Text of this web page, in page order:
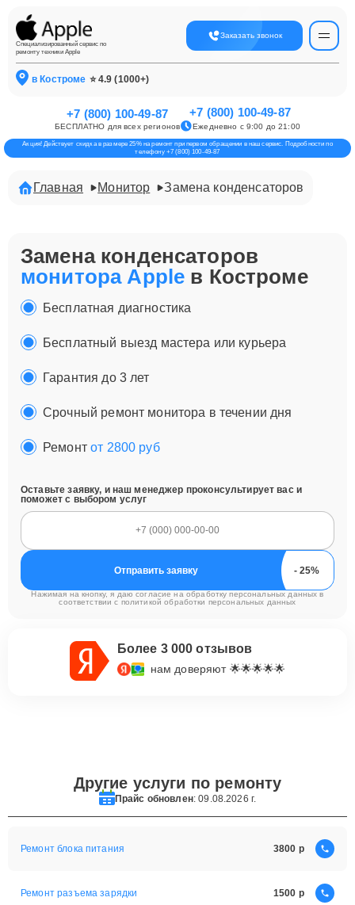
Специализированный сервис по
ремонту техники Apple
Заказать звонок
в Костроме ⭐ 4.9 (1000+)
+7 (800) 100-49-87
БЕСПЛАТНО для всех регионов
+7 (800) 100-49-87
Ежедневно с 9:00 до 21:00
Акция! Действует скидка в размере 25% на ремонт при первом обращении в наш сервис. Подробности по
телефону +7 (800) 100-49-87
Главная Монитор Замена конденсаторов
Замена конденсаторов
монитора Apple в Костроме
Бесплатная диагностика
Бесплатный выезд мастера или курьера
Гарантия до 3 лет
Срочный ремонт монитора в течении дня
Ремонтот 2800 руб
Оставьте заявку, и наш менеджер проконсультирует вас и
поможет с выбором услуг
Отправить заявку
Нажимая на кнопку, я даю согласие на обработку персональных данных в
соответствии с политикой обработки персональных данных
Более 3 000 отзывов
нам доверяют 🌟🌟🌟🌟🌟
Другие услуги по ремонту
Прайс обновлен: 09.08.2026 г.
Ремонт блока питания 3800
Ремонт разъема зарядки 1500